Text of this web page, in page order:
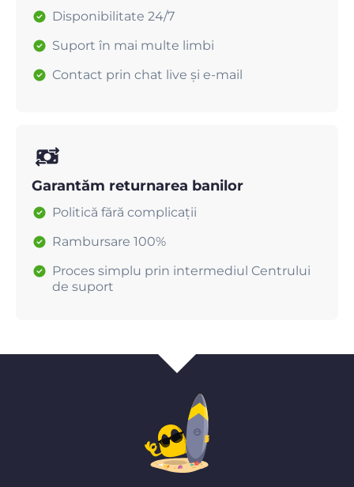
Disponibilitate 24/7
Suport în mai multe limbi
Contact prin chat live și e-mail
Garantăm returnarea banilor
Politică fără complicații
Rambursare 100%
Proces simplu prin intermediul Centrului
de suport